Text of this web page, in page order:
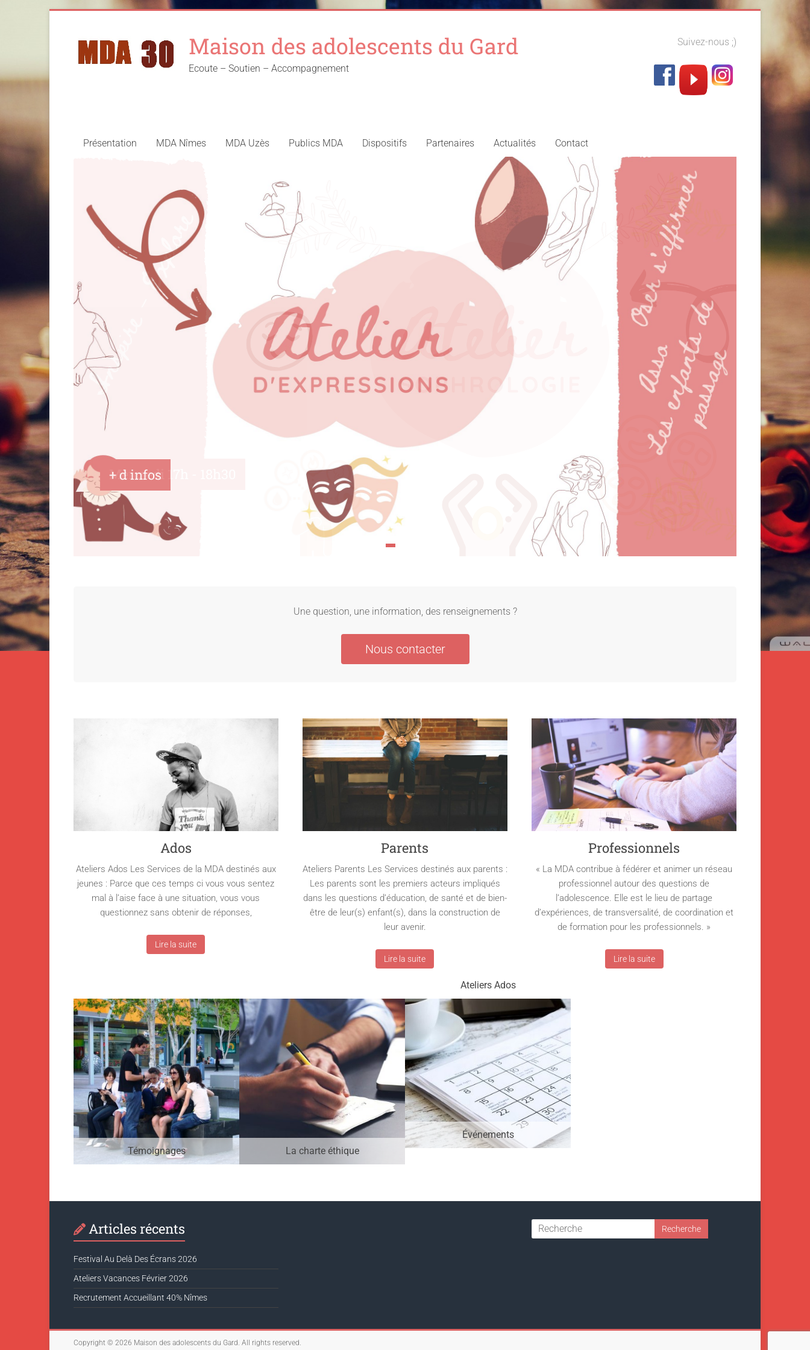
content
Maison des adolescents du Gard
Ecoute – Soutien – Accompagnement
Suivez-nous ;)
Présentation MDA Nîmes MDA Uzès Publics MDA Dispositifs Partenaires Actualités Contact
Mercredi 17h - 18h30
Une question, une information, des renseignements ?
Nous contacter
Ados
Ateliers Ados Les Services de la MDA destinés aux
jeunes : Parce que ces temps ci vous vous sentez
mal à l’aise face à une situation, vous vous
questionnez sans obtenir de réponses,
Lire la suite
Parents
Ateliers Parents Les Services destinés aux parents :
Les parents sont les premiers acteurs impliqués
dans les questions d’éducation, de santé et de bien-
être de leur(s) enfant(s), dans la construction de
leur avenir.
Lire la suite
Professionnels
« La MDA contribue à fédérer et animer un réseau
professionnel autour des questions de
l’adolescence. Elle est le lieu de partage
d’expériences, de transversalité, de coordination et
de formation pour les professionnels. »
Lire la suite
Témoignages La charte éthique
Ateliers Ados
Événements
Articles récents
Festival Au Delà Des Écrans 2026
Ateliers Vacances Février 2026
Recrutement Accueillant 40% Nîmes
Copyright © 2026 Maison des adolescents du Gard . All rights reserved.